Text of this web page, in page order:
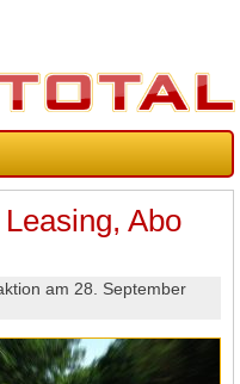
Abo
am 28. September